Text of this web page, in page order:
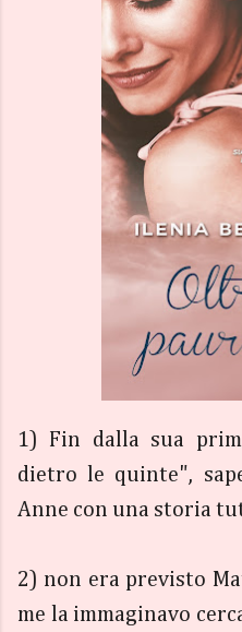
1) Fin dalla sua
dietro le quinte",
Anne con una storia
2) non era previsto
me la immaginavo